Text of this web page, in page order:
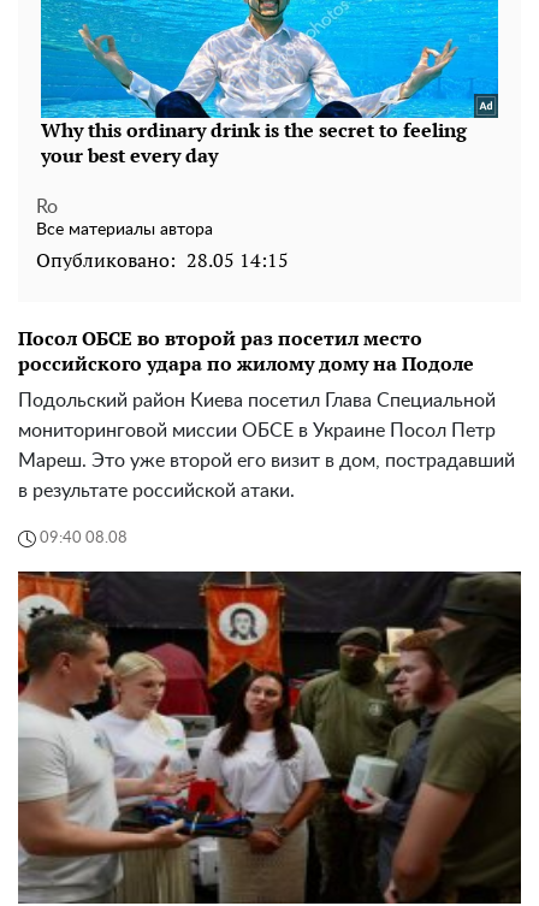
Ro
Все материалы автора
Опубликовано: 28.05 14:15
Посол ОБСЕ во второй раз посетил место
российского удара по жилому дому на Подоле
Подольский район Киева посетил Глава Специальной
мониторинговой миссии ОБСЕ в Украине Посол Петр
Мареш. Это уже второй его визит в дом, пострадавший
в результате российской атаки.
09:40 08.08